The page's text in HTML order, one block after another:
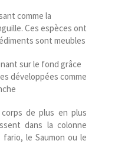
comme la
Ces espèces ont
sont meubles
sur le fond grâce
développées comme
de plus en plus
dans la colonne
le Saumon ou le